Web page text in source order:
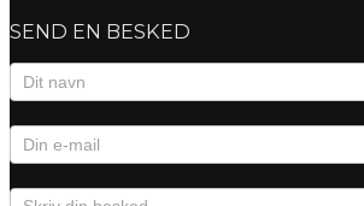
SEND EN BESKED
Kontaktformular